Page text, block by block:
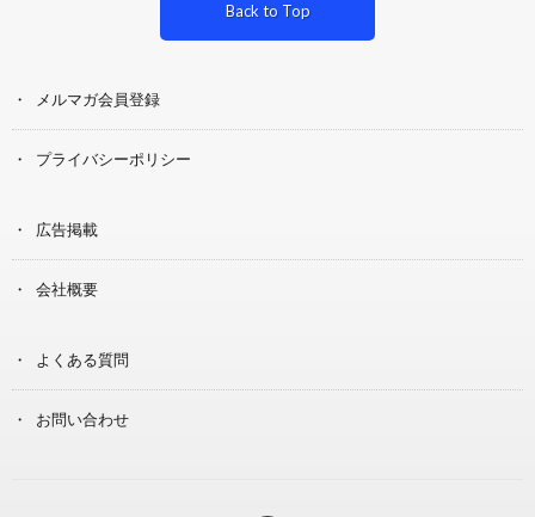
Back to Top
メルマガ会員登録
プライバシーポリシー
広告掲載
会社概要
よくある質問
お問い合わせ